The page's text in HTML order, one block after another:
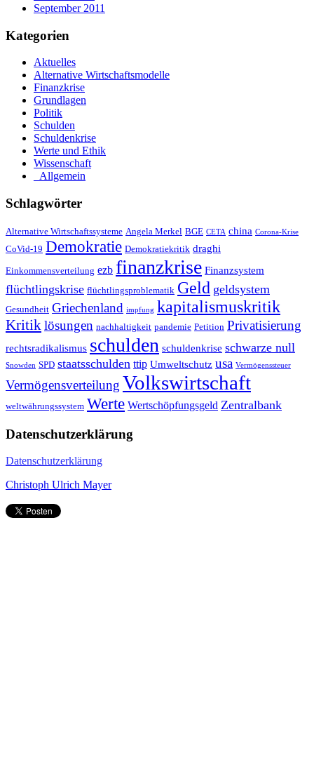
September 2011
Kategorien
Aktuelles
Alternative Wirtschaftsmodelle
Finanzkrise
Grundlagen
Politik
Schulden
Schuldenkrise
Werte und Ethik
Wissenschaft
_Allgemein
Schlagwörter
Alternative Wirtschaftssysteme Angela Merkel BGE CETA china Corona-Krise
CoVid-19 Demokratie Demokratiekritik draghi
Einkommensverteilung ezb finanzkrise Finanzsystem
flüchtlingskrise flüchtlingsproblematik Geld geldsystem
Gesundheit Griechenland impfung kapitalismuskritik
Kritik lösungen nachhaltigkeit pandemie Petition Privatisierung
rechtsradikalismus schulden schuldenkrise schwarze null
Snowden SPD staatsschulden ttip Umweltschutz usa Vermögenssteuer
Vermögensverteilung Volkswirtschaft
weltwährungssystem Werte Wertschöpfungsgeld Zentralbank
Datenschutzerklärung
Datenschutzerklärung
Christoph Ulrich Mayer